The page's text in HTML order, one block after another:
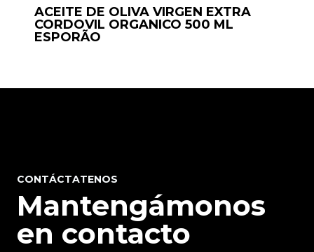
ACEITE DE OLIVA VIRGEN EXTRA
CORDOVIL ORGANICO 500 ML
ESPORÃO
CONTÁCTATENOS
Mantengámonos
en contacto